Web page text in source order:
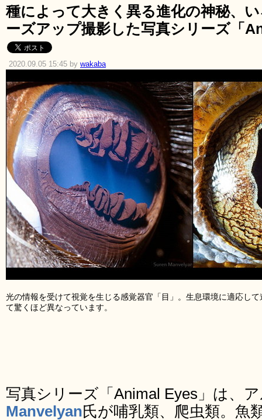
種によって大きく異る進化の神秘、
ーズアップ撮影した写真シリーズ「
2020.09.05 15:45 by wakaba
光の情報を受けて視覚を生じる感覚器官「目」。生息環境に適応し
て驚くほど異なっています。
写真シリーズ「Animal Eyes」は、
Manvelyan氏が哺乳類、爬虫類。魚